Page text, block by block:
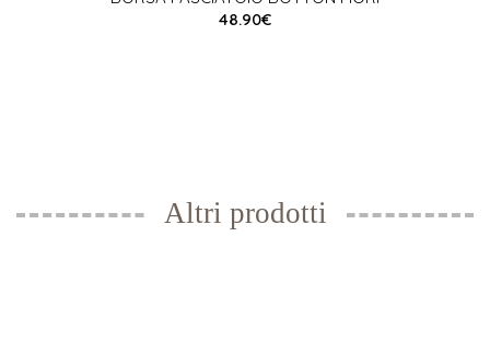
48.90€
Altri prodotti